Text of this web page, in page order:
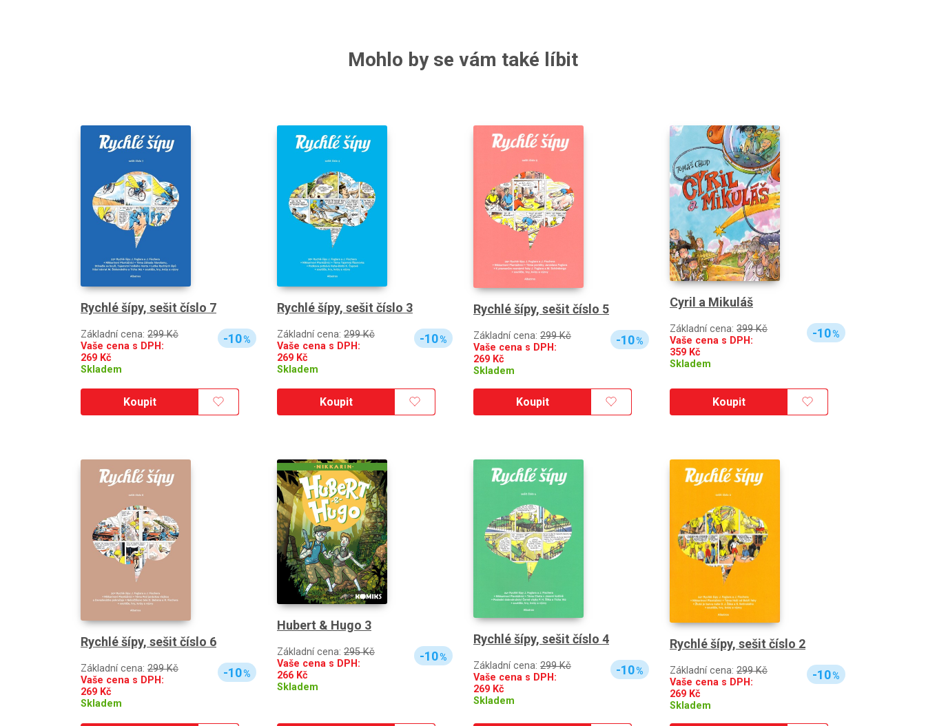
Mohlo by se vám také líbit
Rychlé šípy, sešit číslo 7
Základní cena: 299 Kč
Vaše cena s DPH:
269 Kč
Skladem
-10%
Koupit
Rychlé šípy, sešit číslo 3
Základní cena: 299 Kč
Vaše cena s DPH:
269 Kč
Skladem
-10%
Koupit
Rychlé šípy, sešit číslo 5
Základní cena: 299 Kč
Vaše cena s DPH:
269 Kč
Skladem
-10%
Koupit
Cyril a Mikuláš
Základní cena: 399 Kč
Vaše cena s DPH:
359 Kč
Skladem
-10%
Koupit
Rychlé šípy, sešit číslo 6
Základní cena: 299 Kč
Vaše cena s DPH:
269 Kč
Skladem
-10%
Hubert & Hugo 3
Základní cena: 295 Kč
Vaše cena s DPH:
266 Kč
Skladem
-10%
Rychlé šípy, sešit číslo 4
Základní cena: 299 Kč
Vaše cena s DPH:
269 Kč
Skladem
-10%
Rychlé šípy, sešit číslo 2
Základní cena: 299 Kč
Vaše cena s DPH:
269 Kč
Skladem
-10%